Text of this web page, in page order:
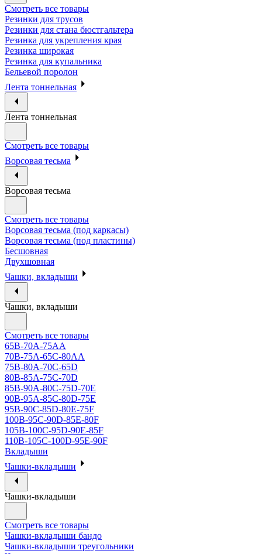
Смотреть все товары
Резинки для трусов
Резинки для стана бюстгальтера
Резинка для укрепления края
Резинка широкая
Резинка для купальника
Бельевой поролон
Лента тоннельная
Лента тоннельная
Смотреть все товары
Ворсовая тесьма
Ворсовая тесьма
Смотреть все товары
Ворсовая тесьма (под каркасы)
Ворсовая тесьма (под пластины)
Бесшовная
Двухшовная
Чашки, вкладыши
Чашки, вкладыши
Смотреть все товары
65B-70A-75АА
70В-75А-65С-80АА
75В-80А-70С-65D
80В-85А-75С-70D
85В-90А-80С-75D-70E
90B-95A-85C-80D-75E
95B-90C-85D-80E-75F
100B-95C-90D-85E-80F
105B-100C-95D-90E-85F
110B-105C-100D-95E-90F
Вкладыши
Чашки-вкладыши
Чашки-вкладыши
Смотреть все товары
Чашки-вкладыши бандо
Чашки-вкладыши треугольники